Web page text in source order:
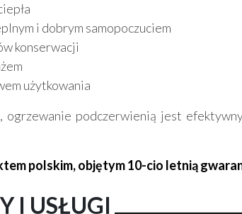
i dobrym samopoczuciem
konserwacji
użytkowania
ogrzewanie podczerwienią jest
polskim, objętym 10-cio letnią
I USŁUGI